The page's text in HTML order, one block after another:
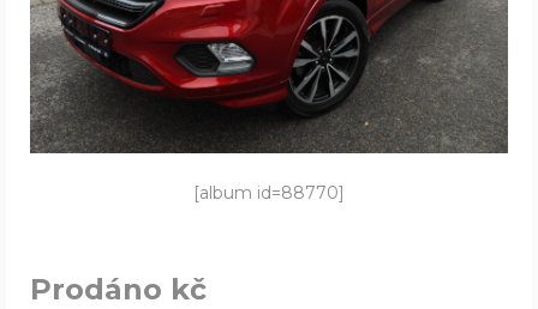
[album id=88770]
Prodáno kč